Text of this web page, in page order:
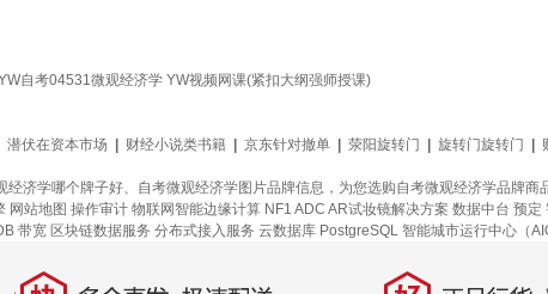
自考04531微观经济学 YW视频网课(紧扣大纲强师授课)
潜伏在资本市场 财经小说类书籍 京东针对撤单 荥阳旋转门 旋转门旋转门
济学哪个牌子好、自考微观经济学图片品牌信息，为您选购自考微观经济学品牌商
网站地图 操作审计 物联网智能边缘计算 NF1 ADC AR试妆镜解决方案 数据中台 预定
带宽 区块链数据服务 分布式接入服务 云数据库 PostgreSQL 智能城市运行中心（